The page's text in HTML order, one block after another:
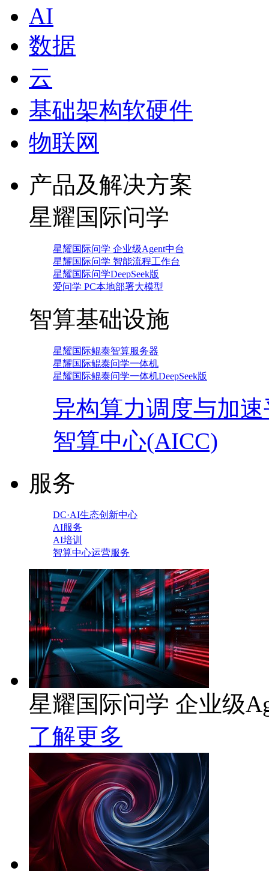
AI
数据
云
基础架构软硬件
物联网
产品及解决方案
星耀国际问学
星耀国际问学 企业级Agent中台
星耀国际问学 智能流程工作台
星耀国际问学DeepSeek版
爱问学 PC本地部署大模型
智算基础设施
星耀国际鲲泰智算服务器
星耀国际鲲泰问学一体机
星耀国际鲲泰问学一体机DeepSeek版
异构算力调度与加
智算中心(AICC)
服务
DC·AI生态创新中心
AI服务
AI培训
智算中心运营服务
星耀国际问学 企业级
了解更多